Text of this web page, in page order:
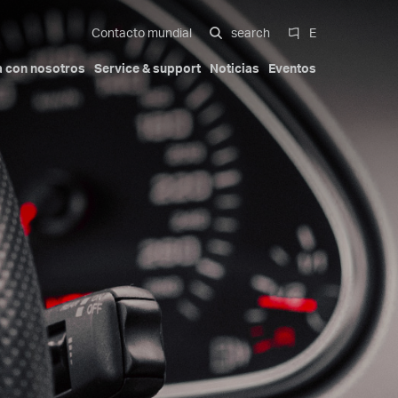
Contacto mundial search E
Italiano
English
Deutsch
Español
中文
con
a más
systems
multi-cavity
Exterior del automóvil
Movilidad
Beauty & Personal Care
Nuestra historia
Trademarks
Certificaciones
Patents
con nosotros Service & support Noticias Eventos